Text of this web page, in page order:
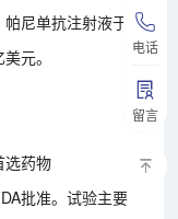
电话
留言
尼单抗注射液于
元。
选药物
批准。试验主要